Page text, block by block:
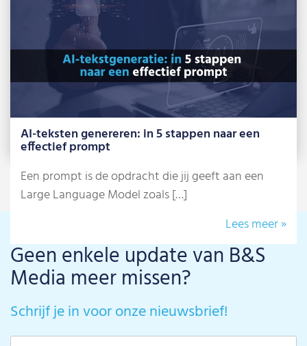
Lees meer »
AI-teksten genereren: in 5 stappen naar een
effectief prompt
Een prompt is de opdracht die jij geeft aan een
Large Language Model zoals […]
Lees meer »
Geen enkele update van B&S
Media meer missen?
Schrijf je in voor onze nieuwsbrief!